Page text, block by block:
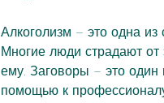
Алкоголизм – это одна
Многие люди страдают от
ему. Заговоры – это один
помощью к